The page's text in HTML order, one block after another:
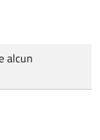
alcun